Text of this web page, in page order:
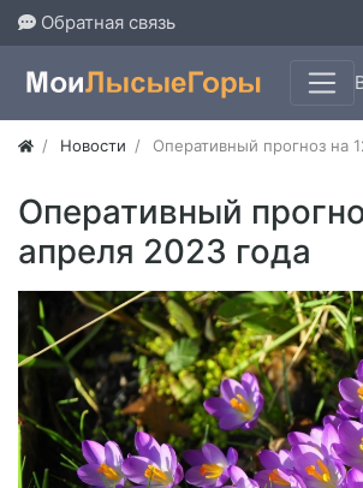
Обратная связь
Новости Оперативный прогноз на
Оперативный
апреля 2023 года